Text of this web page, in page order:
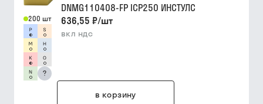
200 шт
?
DNMG110408-FP ICP250 ИНСТУЛС
636,55 ₽/шт
вкл ндс
в корзину